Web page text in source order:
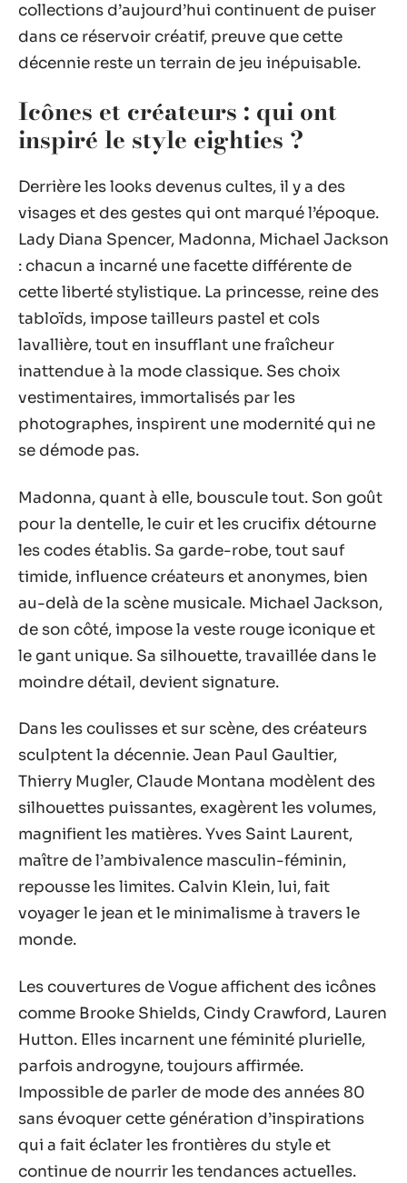
collections d’aujourd’hui continuent de puiser
dans ce réservoir créatif, preuve que cette
décennie reste un terrain de jeu inépuisable.
Icônes et créateurs : qui ont
inspiré le style eighties ?
Derrière les looks devenus cultes, il y a des
visages et des gestes qui ont marqué l’époque.
Lady Diana Spencer, Madonna, Michael Jackson
: chacun a incarné une facette différente de
cette liberté stylistique. La princesse, reine des
tabloïds, impose tailleurs pastel et cols
lavallière, tout en insufflant une fraîcheur
inattendue à la mode classique. Ses choix
vestimentaires, immortalisés par les
photographes, inspirent une modernité qui ne
se démode pas.
Madonna, quant à elle, bouscule tout. Son goût
pour la dentelle, le cuir et les crucifix détourne
les codes établis. Sa garde-robe, tout sauf
timide, influence créateurs et anonymes, bien
au-delà de la scène musicale. Michael Jackson,
de son côté, impose la veste rouge iconique et
le gant unique. Sa silhouette, travaillée dans le
moindre détail, devient signature.
Dans les coulisses et sur scène, des créateurs
sculptent la décennie. Jean Paul Gaultier,
Thierry Mugler, Claude Montana modèlent des
silhouettes puissantes, exagèrent les volumes,
magnifient les matières. Yves Saint Laurent,
maître de l’ambivalence masculin-féminin,
repousse les limites. Calvin Klein, lui, fait
voyager le jean et le minimalisme à travers le
monde.
Les couvertures de Vogue affichent des icônes
comme Brooke Shields, Cindy Crawford, Lauren
Hutton. Elles incarnent une féminité plurielle,
parfois androgyne, toujours affirmée.
Impossible de parler de mode des années 80
sans évoquer cette génération d’inspirations
qui a fait éclater les frontières du style et
continue de nourrir les tendances actuelles.